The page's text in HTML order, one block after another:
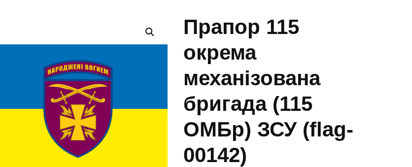
Прапор 115
окрема
механізована
бригада (115
ОМБр) ЗСУ (flag-
00142)